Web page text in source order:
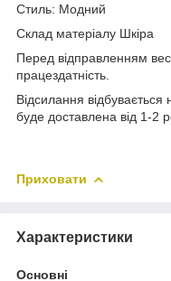
Стиль: Модний
Склад матеріалу Шкіра
Перед відправленням
працездатність.
Відсилання
буде доставлена від 1-2
Приховати
Характеристики
Основні